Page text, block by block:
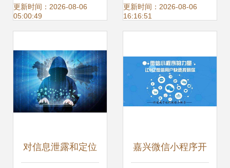
发 守护网络环境的
更新时间：2026-08-06
05:00:49
如何构筑数字防线
更新时间：2026-08-06
16:16:51
对信息泄露和定位 嘉兴微信小程序开